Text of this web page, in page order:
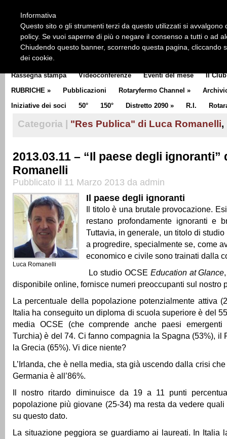
CLUB COMMUNICATOR
Rassegna stampa Videoconferenze Eventi del mese Il Club
RUBRICHE » Pubblicazioni Rotaryfermo Channel »
Iniziative dei soci
50° 150° Distretto 2090 » R.I.
Categoria | "Res Publica" di Luca Romanelli,
2013.03.11 – “Il paese degli ignoranti”
Romanelli
Pubblicato il 11 Marzo 2013 da admin
Luca Romanelli
Il paese degli ignoranti
Il titolo è una brutale provocazione.
restano profondamente ignoranti e
Tuttavia, in generale, un titolo di
a progredire, specialmente se, come
economico e civile sono trainati dalla
Lo studio OCSE Education at Glance
disponibile online, fornisce numeri preoccupanti sul nostro
La percentuale della popolazione potenzialmente attiva
Italia ha conseguito un diploma di scuola superiore è del
media OCSE (che comprende anche paesi
Turchia) è del 74. Ci fanno compagnia la Spagna (53%), il
la Grecia (65%). Vi dice niente?
L’Irlanda, che è nella media, sta già uscendo dalla crisi
Germania è all’86%.
Il nostro ritardo diminuisce da 19 a 11 punti
popolazione più giovane (25-34) ma resta da vedere
su questo dato.
La situazione peggiora se guardiamo ai laureati. In Italia
Informativa
Questo sito o gli strumenti terzi da questo utilizzati si
policy. Se vuoi saperne di più o negare il consenso a tutti o ad
Chiudendo questo banner, scorrendo questa pagina, cliccando
dei cookie.